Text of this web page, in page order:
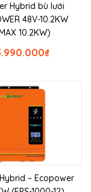
Hybrid bù lưới
48V-10.2KW
10.2KW)
₫
– Ecopower